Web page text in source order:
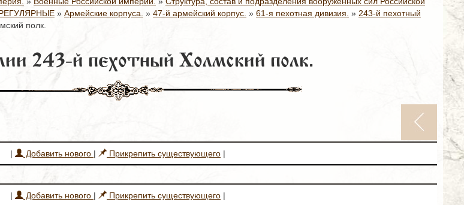
» Армейские корпуса. » 47-й армейский корпус. » 61-я пехотная дивизия. » 243-й пехотный
полк.
243-й пехотный Холмский полк.
| Добавить нового | Прикрепить существующего |
| Добавить нового | Прикрепить существующего |